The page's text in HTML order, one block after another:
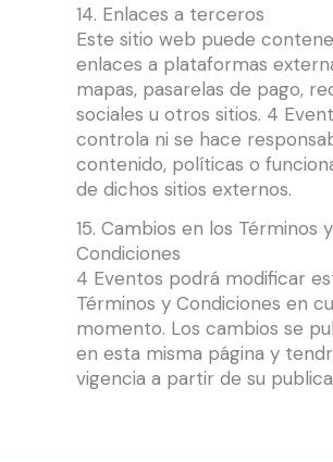
14. Enlaces a terceros
Este sitio web puede
enlaces a plataformas
mapas, pasarelas de pago,
sociales u otros sitios. 4
controla ni se hace
contenido, políticas o
de dichos sitios externos.
15. Cambios en los Términos y
Condiciones
4 Eventos podrá modificar
Términos y Condiciones en
momento. Los cambios se
en esta misma página y
vigencia a partir de su